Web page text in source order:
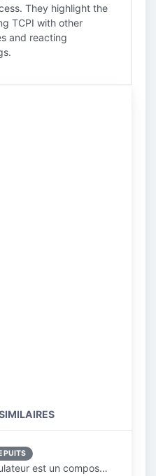
They highlight the
TCPI with other
and reacting
PUITS
est un compos…